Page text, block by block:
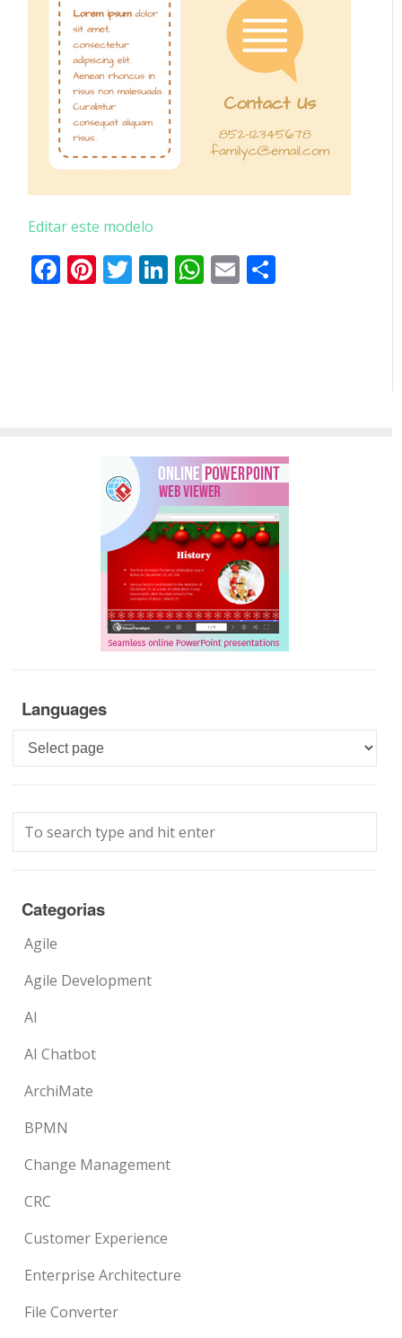
Editar este modelo
Facebook
Pinterest
Twitter
LinkedIn
WhatsApp
Email
Languages
Languages
Categorias
Agile
Agile Development
AI
AI Chatbot
ArchiMate
BPMN
Change Management
CRC
Customer Experience
Enterprise Architecture
File Converter